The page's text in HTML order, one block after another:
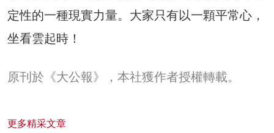
定性的一種現實力量。大家只有以一顆平常心，
坐看雲起時！
原刊於《大公報》，本社獲作者授權轉載。
更多精采文章